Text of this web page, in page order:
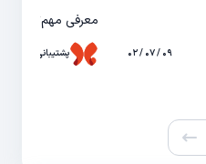
۰۹ / ۰۷ / ۰۲
معرفی مهم‌ترین
پشتیبانی حال